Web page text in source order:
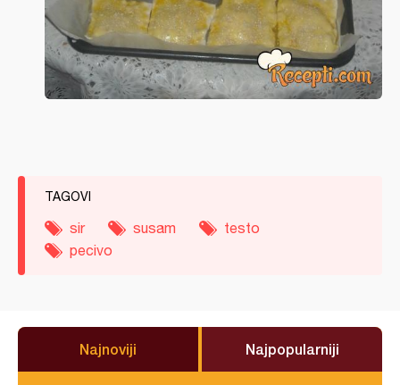
TAGOVI
sir susam
testo
pecivo
Najnoviji Najpopularniji